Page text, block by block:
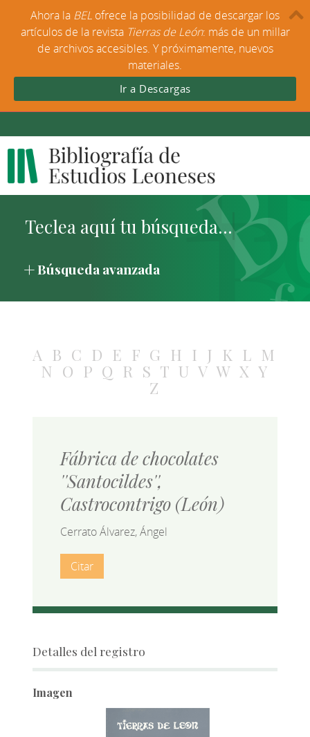
Búsqueda avanzada
A B C D E F G H I J K L M
N O P Q R S T U V W X Y
Z
Fábrica de chocolates
''Santocildes'',
Castrocontrigo (León)
Cerrato Álvarez, Ángel
Citar
Detalles del registro
Imagen
Ahora la BEL ofrece la posibilidad de descargar los
artículos de la revista Tierras de León: más de un millar
de archivos accesibles. Y próximamente, nuevos
materiales.
Ir a Descargas